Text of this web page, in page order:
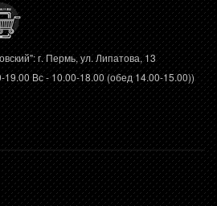
г. Пермь, ул. Липатова, 13
Вс - 10.00-18.00 (обед 14.00-15.00))